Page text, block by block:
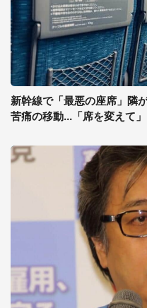
新幹線で「最悪の座席」隣
苦痛の移動...「席を変えて